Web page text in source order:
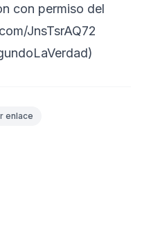
con permiso del
JnsTsrAQ72
enlace